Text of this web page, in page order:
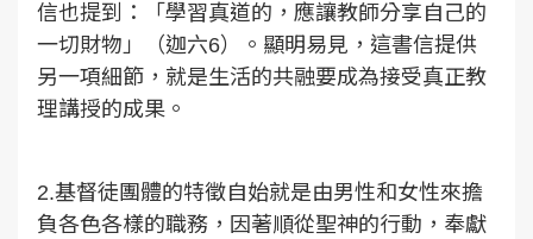
信也提到：「學習真道的，應讓教師分享自己的
一切財物」（迦六6）。顯明易見，這書信提供
另一項細節，就是生活的共融要成為接受真正教
理講授的成果。
2.基督徒團體的特徵自始就是由男性和女性來擔
負各色各樣的職務，因著順從聖神的行動，奉獻